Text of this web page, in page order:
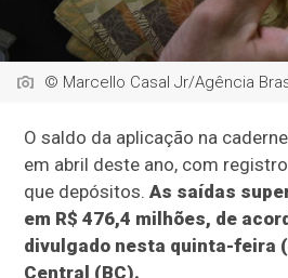
© Marcello Casal Jr/Agência
O saldo da aplicação na
em abril deste ano, com
que depósitos.As saídas
em R$ 476,4 milhões, de
divulgado nesta quinta-feira
Central (BC).